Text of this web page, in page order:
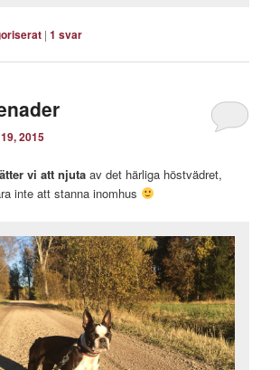
|1 svar
2015
vi att njuta av det härliga höstvädret,
inte att stanna inomhus